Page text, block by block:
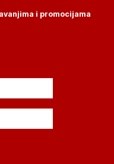
i promocijama